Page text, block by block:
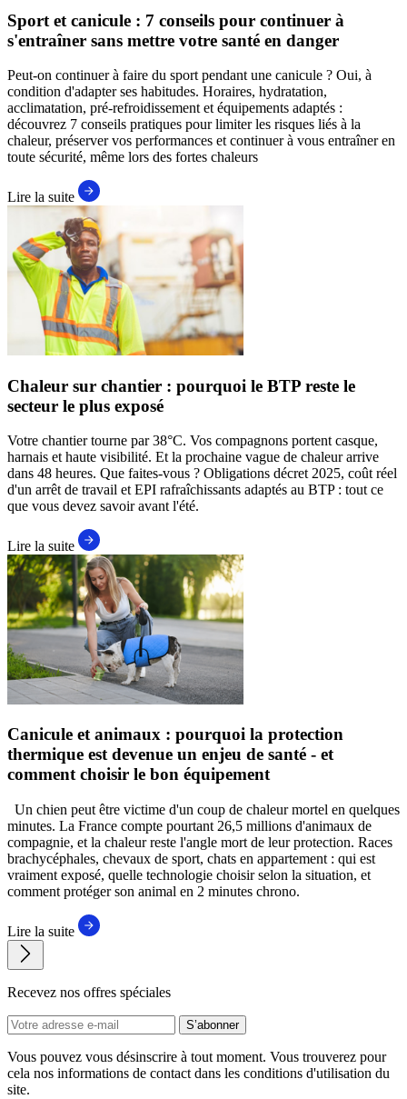
Sport et canicule : 7 conseils pour continuer à
s'entraîner sans mettre votre santé en danger
Peut-on continuer à faire du sport pendant une canicule ? Oui, à
condition d'adapter ses habitudes. Horaires, hydratation,
acclimatation, pré-refroidissement et équipements adaptés :
découvrez 7 conseils pratiques pour limiter les risques liés à la
chaleur, préserver vos performances et continuer à vous entraîner en
toute sécurité, même lors des fortes chaleurs
Lire la suite
Chaleur sur chantier : pourquoi le BTP reste le
secteur le plus exposé
Votre chantier tourne par 38°C. Vos compagnons portent casque,
harnais et haute visibilité. Et la prochaine vague de chaleur arrive
dans 48 heures. Que faites-vous ? Obligations décret 2025, coût réel
d'un arrêt de travail et EPI rafraîchissants adaptés au BTP : tout ce
que vous devez savoir avant l'été.
Lire la suite
Canicule et animaux : pourquoi la protection
thermique est devenue un enjeu de santé - et
comment choisir le bon équipement
Un chien peut être victime d'un coup de chaleur mortel en quelques
minutes. La France compte pourtant 26,5 millions d'animaux de
compagnie, et la chaleur reste l'angle mort de leur protection. Races
brachycéphales, chevaux de sport, chats en appartement : qui est
vraiment exposé, quelle technologie choisir selon la situation, et
comment protéger son animal en 2 minutes chrono.
Lire la suite
Recevez nos offres spéciales
S’abonner
Vous pouvez vous désinscrire à tout moment. Vous trouverez pour
cela nos informations de contact dans les conditions d'utilisation du
site.